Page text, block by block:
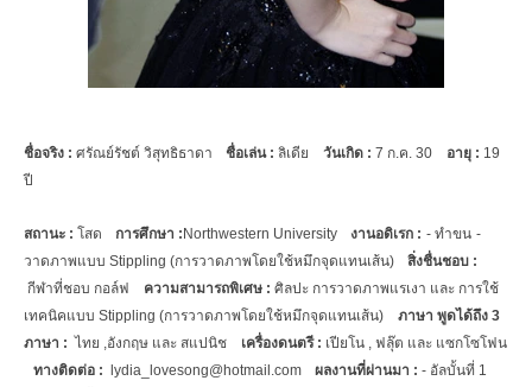
ชื่อจริง : ศรัณย์รัชต์ วิสุทธิธาดา ชื่อเล่น : ลิเดีย วันเกิด : 7 ก.ค. 30 อายุ : 19
ปี
สถานะ : โสด การศึกษา :Northwestern University งานอดิเรก : - ทำขน -
วาดภาพแบบ Stippling (การวาดภาพโดยใช้หมึกจุดแทนเส้น)
สิ่งชื่นชอบ :
กีฬาที่ชอบ กอล์ฟ
ความสามารถพิเศษ : ศิลปะ การวาดภาพแรเงา และ การใช้
เทคนิคแบบ Stippling (การวาดภาพโดยใช้หมึกจุดแทนเส้น)
ภาษา พูดได้ถึง 3
ภาษา : ไทย ,อังกฤษ และ สแปนิช เครื่องดนตรี : เปียโน , ฟลุ๊ต และ แซกโซโฟน
ทางติดต่อ : lydia_lovesong@hotmail.com ผลงานที่ผ่านมา : - อัลบั้นที่ 1